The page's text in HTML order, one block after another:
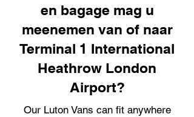
en bagage mag u
meenemen van of naar
Terminal 1 International
Heathrow London
Airport?
Our Luton Vans can fit anywhere